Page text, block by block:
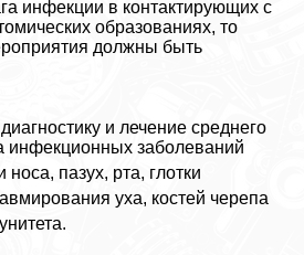
инфекции в контактирующих с
образованиях, то
должны быть
и лечение среднего
инфекционных заболеваний
пазух, рта, глотки
уха, костей черепа